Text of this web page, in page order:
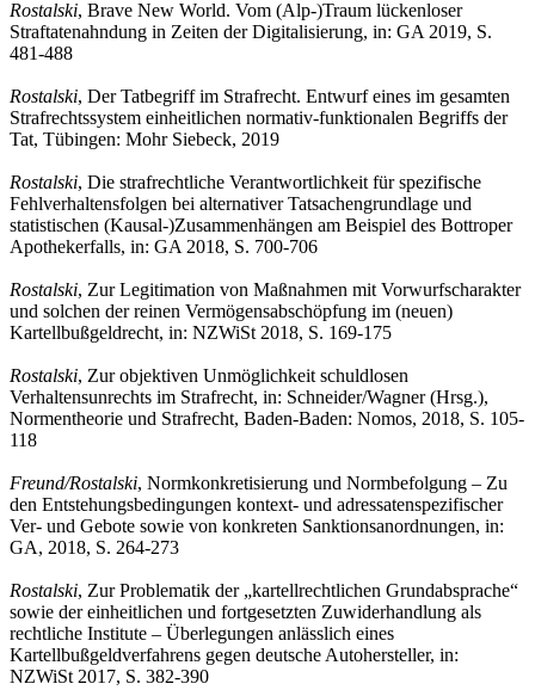
Rostalski, Brave New World. Vom (Alp-)Traum lückenloser
Straftatenahndung in Zeiten der Digitalisierung, in: GA 2019, S.
481-488
Rostalski, Der Tatbegriff im Strafrecht. Entwurf eines im gesamten
Strafrechtssystem einheitlichen normativ-funktionalen Begriffs der
Tat, Tübingen: Mohr Siebeck, 2019
Rostalski, Die strafrechtliche Verantwortlichkeit für spezifische
Fehlverhaltensfolgen bei alternativer Tatsachengrundlage und
statistischen (Kausal-)Zusammenhängen am Beispiel des Bottroper
Apothekerfalls, in: GA 2018, S. 700-706
Rostalski, Zur Legitimation von Maßnahmen mit Vorwurfscharakter
und solchen der reinen Vermögensabschöpfung im (neuen)
Kartellbußgeldrecht, in: NZWiSt 2018, S. 169-175
Rostalski, Zur objektiven Unmöglichkeit schuldlosen
Verhaltensunrechts im Strafrecht, in: Schneider/Wagner (Hrsg.),
Normentheorie und Strafrecht, Baden-Baden: Nomos, 2018, S. 105-
118
Freund/Rostalski, Normkonkretisierung und Normbefolgung – Zu
den Entstehungsbedingungen kontext- und adressatenspezifischer
Ver- und Gebote sowie von konkreten Sanktionsanordnungen, in:
GA, 2018, S. 264-273
Rostalski, Zur Problematik der „kartellrechtlichen Grundabsprache“
sowie der einheitlichen und fortgesetzten Zuwiderhandlung als
rechtliche Institute – Überlegungen anlässlich eines
Kartellbußgeldverfahrens gegen deutsche Autohersteller, in:
NZWiSt 2017, S. 382-390